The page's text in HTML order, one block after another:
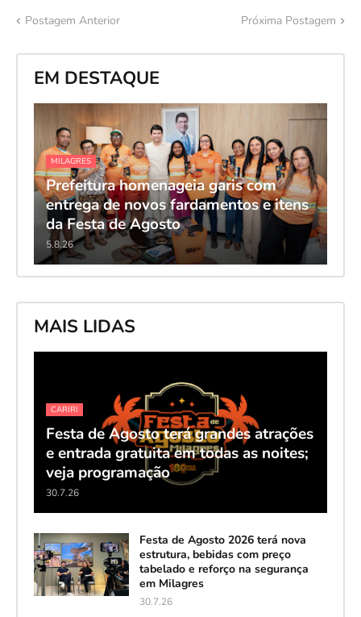
Postagem Anterior Próxima Postagem
EM DESTAQUE
MILAGRES
Prefeitura homenageia garis com
entrega de novos fardamentos e itens
da Festa de Agosto
5.8.26
MAIS LIDAS
CARIRI
Festa de Agosto terá grandes atrações
e entrada gratuita em todas as noites;
veja programação
30.7.26
Festa de Agosto 2026 terá nova
estrutura, bebidas com preço
tabelado e reforço na segurança
em Milagres
30.7.26